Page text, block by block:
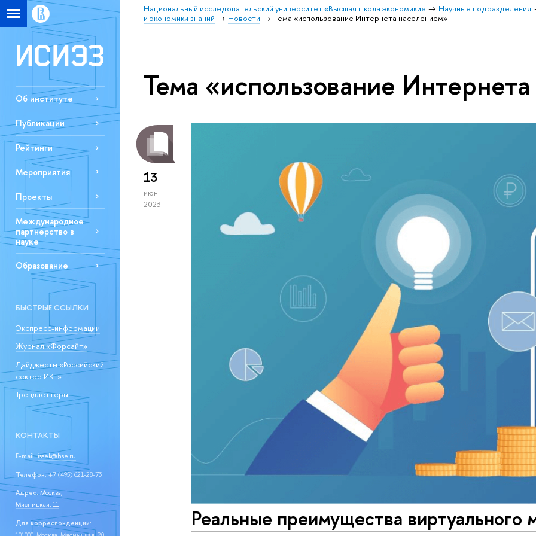
Национальный исследовательский университет «Высшая школа экономики»
Научные подразделения
и экономики знаний
Новости Тема «использование Интернета населением»
Об институте
Публикации
Рейтинги
Мероприятия
Проекты
Международное
партнерство в
науке
Образование
БЫСТРЫЕ ССЫЛКИ
Экспресс-информации
Журнал «Форсайт»
Дайджесты «Российский
сектор ИКТ»
Трендлеттеры
КОНТАКТЫ
E-mail:issek@hse.ru
Телефон:+7 (495) 621-28-73
Адрес: Москва,
Мясницкая, 11
Для корреспонденции:
Тема «использование
13
июн
2023
Реальные преимущества виртуального